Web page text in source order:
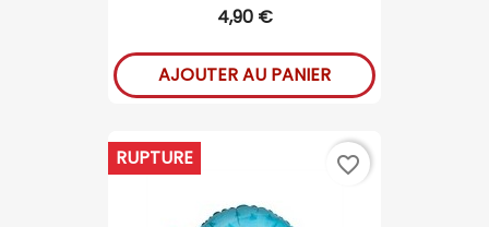
4,90 €
AJOUTER AU PANIER
RUPTURE favorite_border